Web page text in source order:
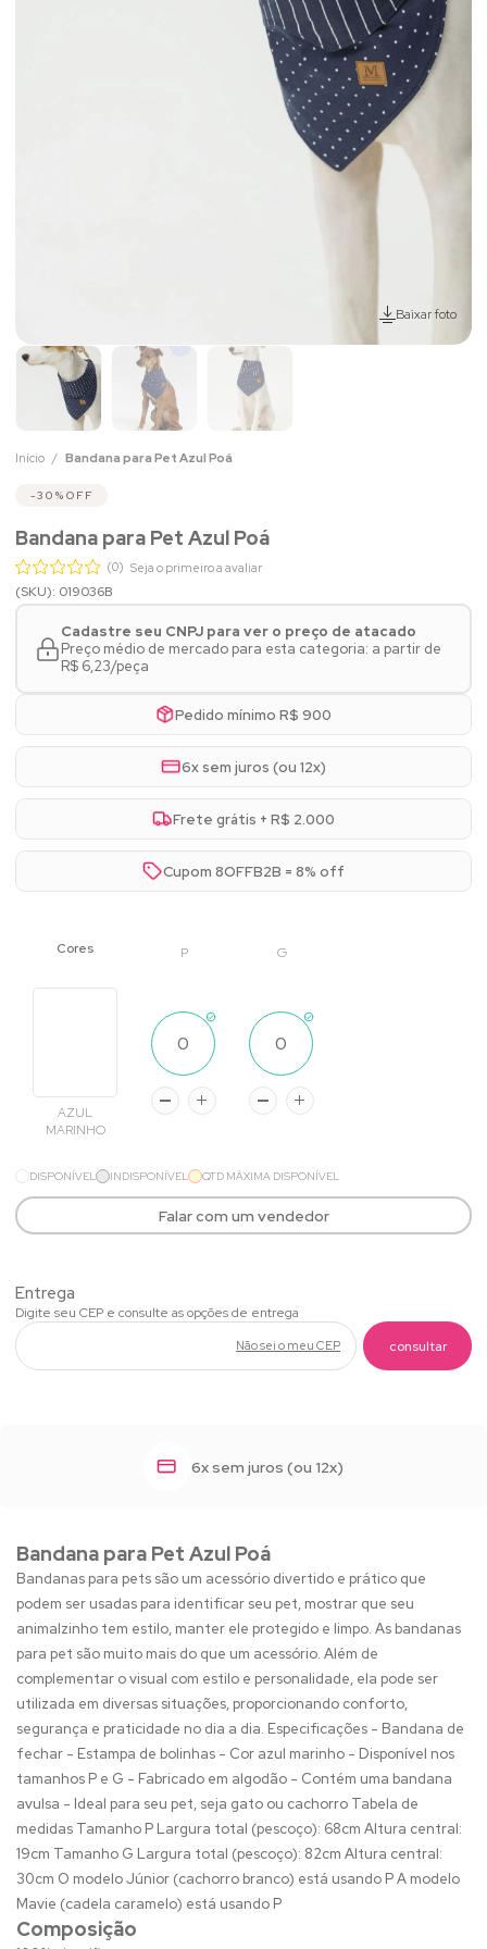
Baixar foto
Início Bandana para Pet Azul Poá
30% OFF
Bandana para Pet Azul Poá
(0) Seja o primeiro a avaliar
(SKU): 019036B
Cadastre seu CNPJ para ver o preço de atacado
Preço médio de mercado para esta categoria: a partir de
R$ 6,23/peça
Pedido mínimo R$ 900
6x sem juros (ou 12x)
Frete grátis + R$ 2.000
Cupom 8OFFB2B = 8% off
P G
AZUL
MARINHO
DISPONÍVEL INDISPONÍVEL QTD MÁXIMA DISPONÍVEL
Falar com um vendedor
Não sei o meu CEP
6x sem juros (ou 12x)
Bandana para Pet Azul Poá
Bandanas para pets são um acessório divertido e prático que
podem ser usadas para identificar seu pet, mostrar que seu
animalzinho tem estilo, manter ele protegido e limpo. As bandanas
para pet são muito mais do que um acessório. Além de
complementar o visual com estilo e personalidade, ela pode ser
utilizada em diversas situações, proporcionando conforto,
segurança e praticidade no dia a dia. Especificações - Bandana de
fechar - Estampa de bolinhas - Cor azul marinho - Disponível nos
tamanhos P e G - Fabricado em algodão - Contém uma bandana
avulsa - Ideal para seu pet, seja gato ou cachorro Tabela de
medidas Tamanho P Largura total (pescoço): 68cm Altura central:
19cm Tamanho G Largura total (pescoço): 82cm Altura central:
30cm O modelo Júnior (cachorro branco) está usando P A modelo
Mavie (cadela caramelo) está usando P
Composição